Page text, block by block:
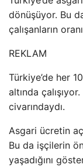
dönüşüyor. Bu
çalışanların
REKLAM
Türkiye’de her
altında
civarındaydı.
Asgari ücretin
Bu da işçilerin
yaşadığını